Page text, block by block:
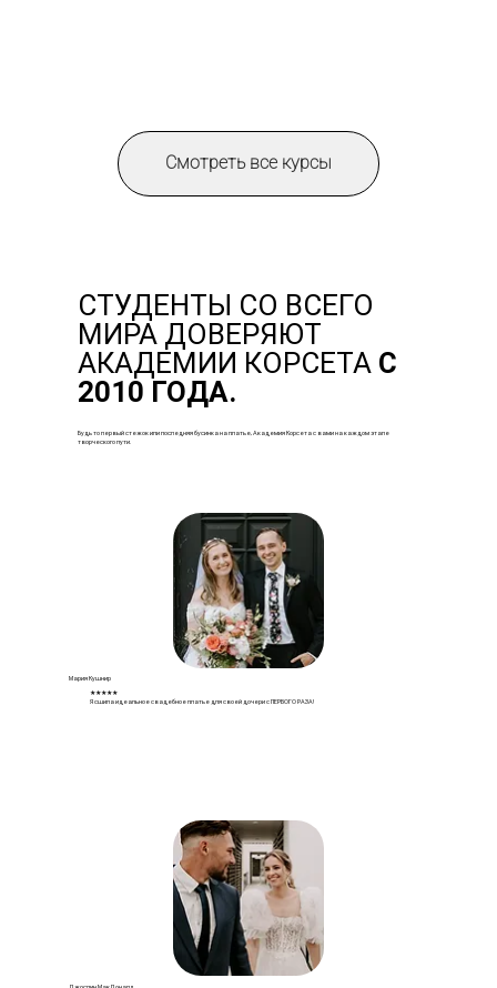
Смотреть все курсы
СТУДЕНТЫ СО ВСЕГО
МИРА ДОВЕРЯЮТ
АКАДЕМИИ КОРСЕТА С
2010 ГОДА.
Будь то первый стежок или последняя бусинка на платье, Академия Корсета с вами на каждом этапе
творческого пути.
Мария Кушнир
★★★★★
Я сшила идеальное свадебное платье для своей дочери с ПЕРВОГО РАЗА!